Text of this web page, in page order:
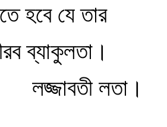
হবে যে তার
ব্যাকুলতা।
লজ্জাবতী লতা।